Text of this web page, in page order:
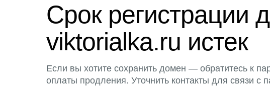
Срок регистрации
viktorialka.ru истек
Если вы хотите сохранить домен — обратитесь к
оплаты продления. Уточнить контакты для связи с